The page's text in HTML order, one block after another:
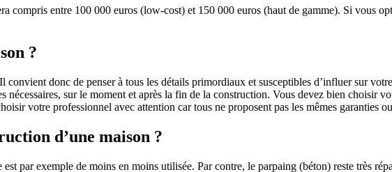
compris entre 100 000 euros (low-cost) et 150 000 euros (haut de gamme). Si vous
?
donc de penser à tous les détails primordiaux et susceptibles d’influer sur
nécessaires, sur le moment et après la fin de la construction. Vous devez bien choisir
votre professionnel avec attention car tous ne proposent pas les mêmes garanties
d’une maison ?
par exemple de moins en moins utilisée. Par contre, le parpaing (béton) reste très